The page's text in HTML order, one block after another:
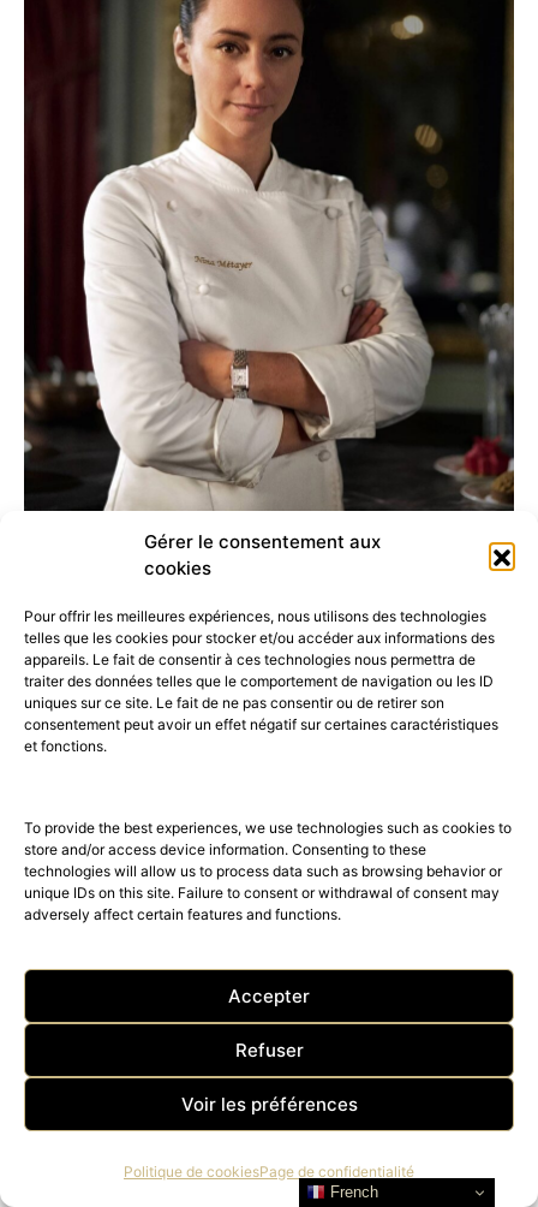
Gérer le consentement aux
cookies
Pour offrir les meilleures expériences, nous utilisons des technologies
telles que les cookies pour stocker et/ou accéder aux informations des
appareils. Le fait de consentir à ces technologies nous permettra de
traiter des données telles que le comportement de navigation ou les ID
uniques sur ce site. Le fait de ne pas consentir ou de retirer son
consentement peut avoir un effet négatif sur certaines caractéristiques
et fonctions.
To provide the best experiences, we use technologies such as cookies to
store and/or access device information. Consenting to these
technologies will allow us to process data such as browsing behavior or
unique IDs on this site. Failure to consent or withdrawal of consent may
adversely affect certain features and functions.
Accepter
Refuser
Voir les préférences
Politique de cookiesPage de confidentialité
NINA MÉTAYER & JAEGER-
LECOULTRE
La collaboration entre Jaeger-LeCoultre et Nina Métayer a
débuté en 2021 avec l’inauguration du 1931 Café, pour
lequel…
CHOPARD : LE LUXE DURABLE
Watches and Wonders 2023 fut une véritable réussite
mondiale. Je tenais à valoriser lors de cette édition
French